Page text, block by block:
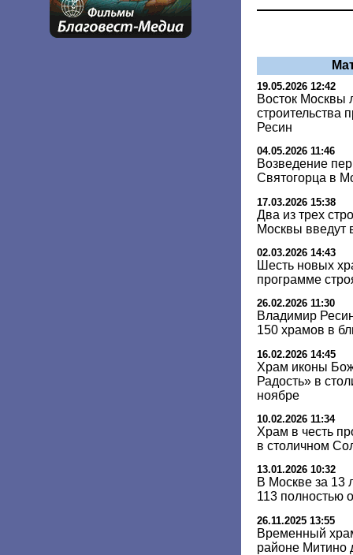
19.05.2026 12:42
Восток Москвы
строительства
Ресин
04.05.2026 11:46
Возведение
Святогорца в
17.03.2026 15:38
Два из трех
Москвы введут
02.03.2026 14:43
Шесть новых
программе
26.02.2026 11:30
Владимир
150 храмов в
16.02.2026 14:45
Храм иконы
Радость» в
ноябре
10.02.2026 11:34
Храм в честь
в столичном
13.01.2026 10:32
В Москве за 13
113 полностью
26.11.2025 13:55
Временный
районе Митино